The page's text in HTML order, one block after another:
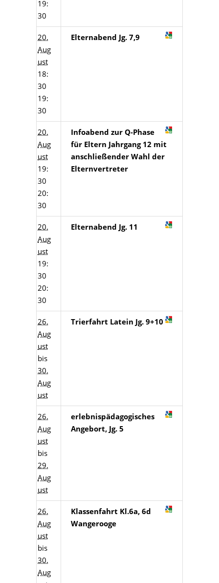
19:
30
20.
Aug
ust
18:
30
19:
30
Elternabend Jg. 7,9
20.
Aug
ust
19:
30
20:
30
Infoabend zur Q-Phase
für Eltern Jahrgang 12 mit
anschließender Wahl der
Elternvertreter
20.
Aug
ust
19:
30
20:
30
Elternabend Jg. 11
26.
Aug
ust
bis
30.
Aug
ust
Trierfahrt Latein Jg. 9+10
26.
Aug
ust
bis
29.
Aug
ust
erlebnispädagogisches
Angebort, Jg. 5
26.
Aug
ust
bis
30.
Aug
Klassenfahrt Kl.6a, 6d
Wangerooge